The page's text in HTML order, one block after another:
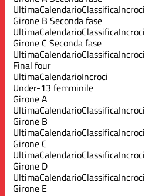
UltimaCalendarioClassificaIncroci
Girone B Seconda fase
UltimaCalendarioClassificaIncroci
Girone C Seconda fase
UltimaCalendarioClassificaIncroci
Final four
UltimaCalendarioIncroci
Under-13 femminile
Girone A
UltimaCalendarioClassificaIncroci
Girone B
UltimaCalendarioClassificaIncroci
Girone C
UltimaCalendarioClassificaIncroci
Girone D
UltimaCalendarioClassificaIncroci
Girone E